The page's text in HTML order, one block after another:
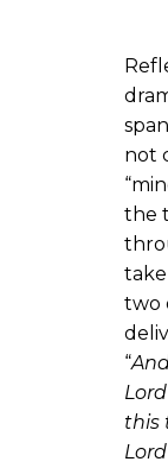
not
the
two
“
this